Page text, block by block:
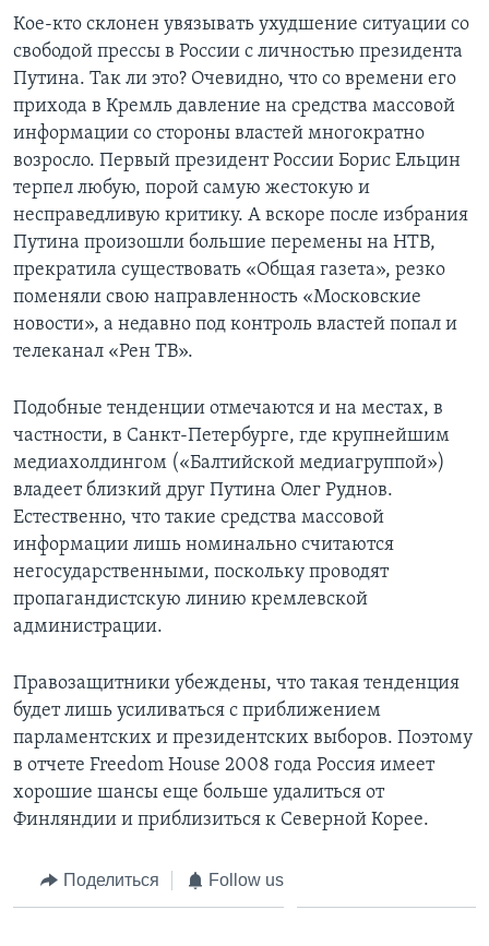
Кое-кто склонен увязывать ухудшение ситуации со
свободой прессы в России с личностью президента
Путина. Так ли это? Очевидно, что со времени его
прихода в Кремль давление на средства массовой
информации со стороны властей многократно
возросло. Первый президент России Борис Ельцин
терпел любую, порой самую жестокую и
несправедливую критику. А вскоре после избрания
Путина произошли большие перемены на НТВ,
прекратила существовать «Общая газета», резко
поменяли свою направленность «Московские
новости», а недавно под контроль властей попал и
телеканал «Рен ТВ».
Подобные тенденции отмечаются и на местах, в
частности, в Санкт-Петербурге, где крупнейшим
медиахолдингом («Балтийской медиагруппой»)
владеет близкий друг Путина Олег Руднов.
Естественно, что такие средства массовой
информации лишь номинально считаются
негосударственными, поскольку проводят
пропагандистскую линию кремлевской
администрации.
Правозащитники убеждены, что такая тенденция
будет лишь усиливаться с приближением
парламентских и президентских выборов. Поэтому
в отчете Freedom House 2008 года Россия имеет
хорошие шансы еще больше удалиться от
Финляндии и приблизиться к Северной Корее.
Поделиться Follow us